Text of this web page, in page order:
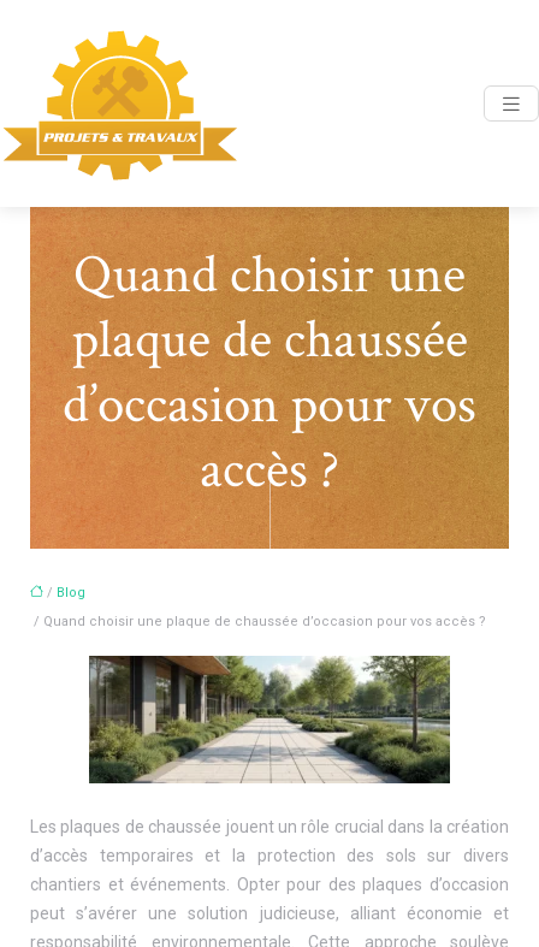
Quand choisir une
plaque de chaussée
d’occasion pour vos
accès ?
/ Blog
/ Quand choisir une plaque de chaussée d’occasion pour vos accès ?
Les plaques de chaussée jouent un rôle crucial dans la création
d’accès temporaires et la protection des sols sur divers
chantiers et événements. Opter pour des plaques d’occasion
peut s’avérer une solution judicieuse, alliant économie et
responsabilité environnementale. Cette approche soulève